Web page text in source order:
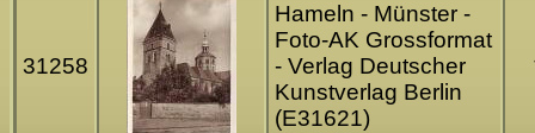
31258
Hameln - Münster -
Foto-AK Grossformat
- Verlag Deutscher
Kunstverlag Berlin
(E31621)